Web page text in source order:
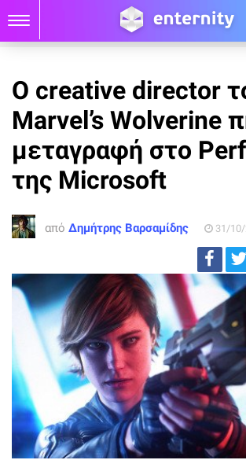
Ο creative director
Marvel’s Wolverine
μεταγραφή στο
της Microsoft
από Δημήτρης Βαρσαμίδης 31/